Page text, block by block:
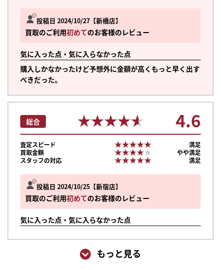
投稿日 2024/10/27 新橋店
買取のご利用初めてのお客様のレビュー
気に入った点・気に入らなかった点
購入しかなかったけど予想外に金額が高くもっと早く出す
べきだった。
投稿日 2024/10/25 新宿店
買取のご利用初めてのお客様のレビュー
気に入った点・気に入らなかった点
総合 ★★★★★
★★★★★ 4.6
査定スピード ★★★★★
★★★★★
満足
買取金額
★★★★★
★★★★★
やや満足
スタッフの対応
★★★★★
★★★★★ 満足
もっと見る